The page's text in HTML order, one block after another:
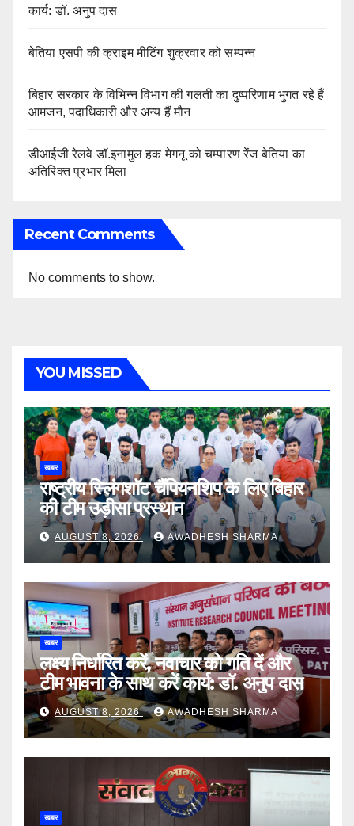
कार्य: डॉ. अनुप दास
बेतिया एसपी की क्राइम मीटिंग शुक्रवार को सम्पन्न
बिहार सरकार के विभिन्न विभाग की गलती का दुष्परिणाम भुगत रहे हैं
आमजन, पदाधिकारी और अन्य हैं मौन
डीआईजी रेलवे डॉ.इनामुल हक मेगनू को चम्पारण रेंज बेतिया का
अतिरिक्त प्रभार मिला
Recent Comments
No comments to show.
YOU MISSED
खबर
राष्ट्रीय स्लिंगशॉट चैंपियनशिप के लिए बिहार
की टीम उड़ीसा प्रस्थान
AUGUST 8, 2026 AWADHESH SHARMA
खबर
लक्ष्य निर्धारित करें, नवाचार को गति दें और
टीम भावना के साथ करें कार्य: डॉ. अनुप दास
AUGUST 8, 2026 AWADHESH SHARMA
खबर